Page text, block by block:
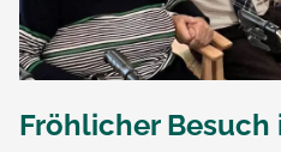
Fröhlicher Besuch